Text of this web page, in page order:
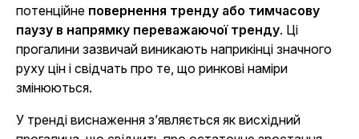
потенційне повернення тренду або тимчасову
паузу в напрямку переважаючої тренду. Ці
прогалини зазвичай виникають наприкінці значного
руху цін і свідчать про те, що ринкові наміри
змінюються.
У тренді виснаження з’являється як висхідний